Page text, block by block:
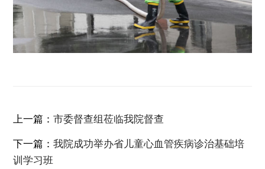
上一篇：市委督查组莅临我院督查
下一篇：我院成功举办省儿童心血管疾病诊治基础培
训学习班